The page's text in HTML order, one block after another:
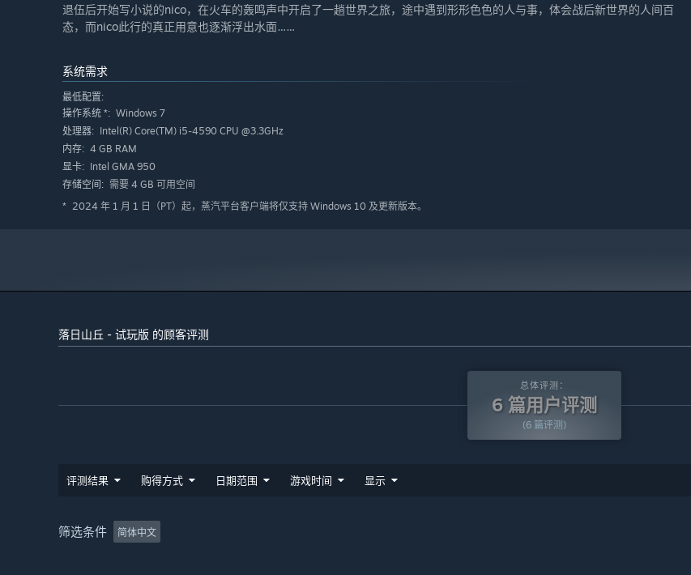
退伍后开始写小说的nico，在火车的轰鸣声中开启了一趟世界之旅，途中遇到形形色色的人与事，体会战后新世界的人间百
态，而nico此行的真正用意也逐渐浮出水面……
系统需求
最低配置:
操作系统 *: Windows 7
处理器: Intel(R) Core(TM) i5-4590 CPU @3.3GHz
内存: 4 GB RAM
显卡: Intel GMA 950
存储空间: 需要 4 GB 可用空间
* 2024 年 1 月 1 日（PT）起，蒸汽平台客户端将仅支持 Windows 10 及更新版本。
落日山丘 - 试玩版 的顾客评测
总体评测：
6 篇用户评测
(6 篇评测)
评测结果 购得方式 日期范围 游戏时间 显示
筛选条件 简体中文